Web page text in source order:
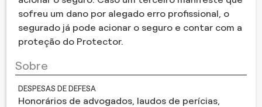
sofreu um dano por alegado erro profissional, o
segurado já pode acionar o seguro e contar com a
proteção do Protector.
Sobre
DESPESAS DE DEFESA
Honorários de advogados, laudos de perícias,